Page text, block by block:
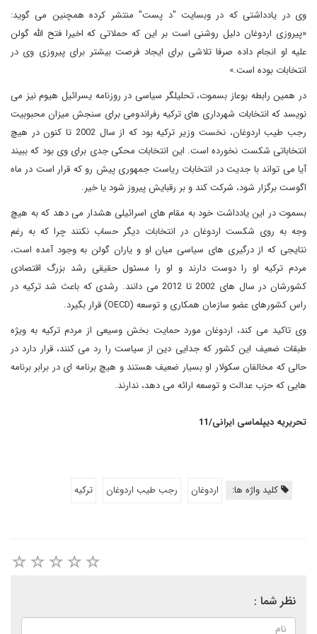
وی در یادداشتی که در وبسایت "د پست" منتشر کرده همچنین می گوید:
«پیروزی اردوغان دلیل روشنی است بر این که حملاتی که اخیرا فتح الله گولن
علیه او انجام داده صرفا تلاشی برای ایجاد فرصت بیشتر برای پیروزی وی در
انتخابات بوده است.»
در همین رابطه بوعاز بسموت، تحلیلگر سیاسی در روزنامه یسرائیل هیوم نیز می
نویسد که انتخابات شهرداری های ترکیه رفراندومی برای سنجش میزان محبوبیت
رجب طیب اردوغان، نخست وزیر ترکیه بود که از سال 2002 تا کنون در هیچ
انتخاباتی شکست نخورده است. این انتخابات محکی جدی برای وی بود که ببیند
آیا می تواند با جدیت در انتخابات ریاست جمهوری پیش رو که قرار است در ماه
اگوست برگزار شود، شرکت کند و بر رقبایش پیروز شود یا خیر.
بسموت در این یادداشت خود به مقام های اسرائیلی هشدار می دهد که به هیچ
وجه به روی شکست اردوغان در انتخابات دیگر حساب نکنند چرا که به رغم
نتایجی که از درگیری های سیاسی میان او و یاران گولن به وجود آمده است،
مردم ترکیه او را دوست دارند و او را مسئول حقیقی رشد بزرگ اقتصادی
کشورشان در سال های 2002 تا 2012 می دانند. رشدی که باعث شد ترکیه در
راس کشورهای عضو سازمان همکاری و توسعه (OECD) قرار بگیرد.
وی تاکید می کند، اردوغان مورد حمایت بخش وسیعی از مردم ترکیه به ویژه
طبقات ضعیف این کشور که جدایی دین از سیاست را رد می کنند، قرار دارد در
حالی که مخالفان سکولار او بسیار ضعیف هستند و هیچ برنامه ای در برابر برنامه
هایی که حزب عدالت و توسعه ارائه می دهد، ندارند.
تحریریه دیپلماسی ایرانی/11
کلید واژه ها: اردوغان رجب طیب اردوغان تركيه
نظر شما :